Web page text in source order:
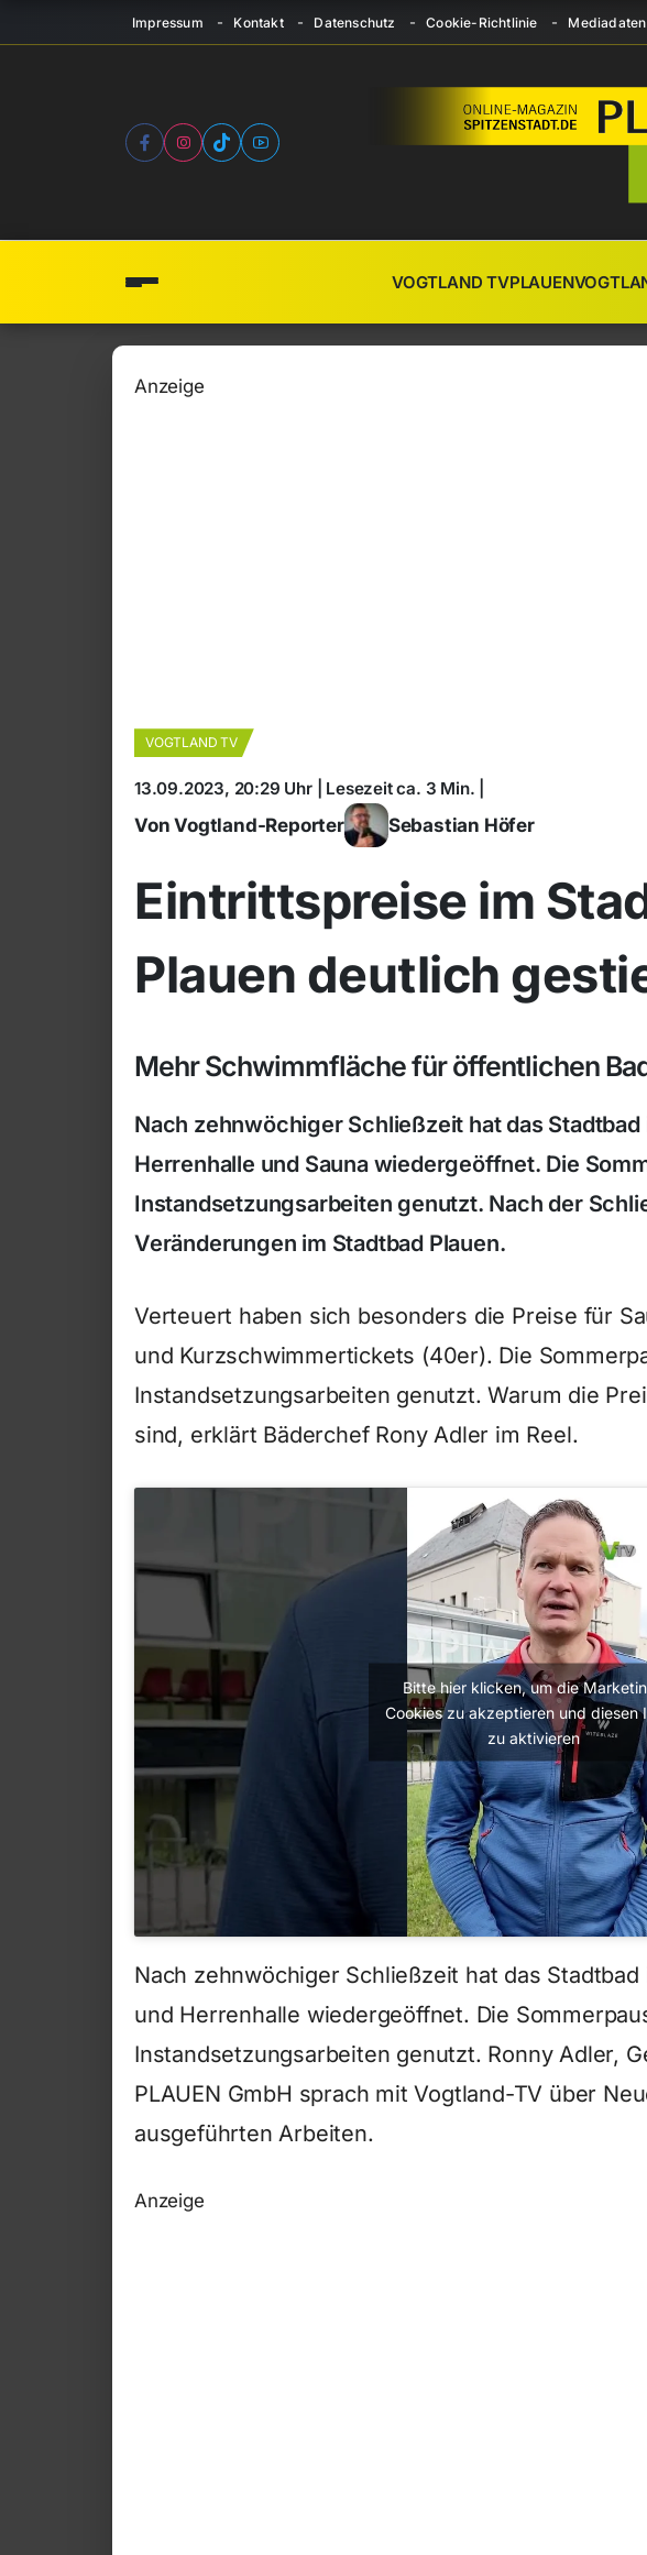
Impressum Kontakt Datenschutz Cookie-Richtlinie Mediadaten
VOGTLAND TVPLAUEN
Anzeige
VOGTLAND TV
13.09.2023, 20:29 Uhr | Lesezeit ca. 3 Min. |
Von Vogtland-Reporter Sebastian Höfer
Eintrittspreise im
Plauen deutlich
Mehr Schwimmfläche für öffentlichen
Nach zehnwöchiger Schließzeit hat das Stadtbad
Herrenhalle und Sauna wiedergeöffnet. Die
Instandsetzungsarbeiten genutzt. Nach der
Veränderungen im Stadtbad Plauen.
Verteuert haben sich besonders die Preise für
und Kurzschwimmertickets (40er). Die
Instandsetzungsarbeiten genutzt. Warum die
sind, erklärt Bäderchef Rony Adler im Reel.
Bitte hier klicken, um die
Cookies zu akzeptieren und diesen
zu aktivieren
Nach zehnwöchiger Schließzeit hat das
und Herrenhalle wiedergeöffnet. Die
Instandsetzungsarbeiten genutzt. Ronny Adler,
PLAUEN GmbH sprach mit Vogtland-TV über
ausgeführten Arbeiten.
Anzeige